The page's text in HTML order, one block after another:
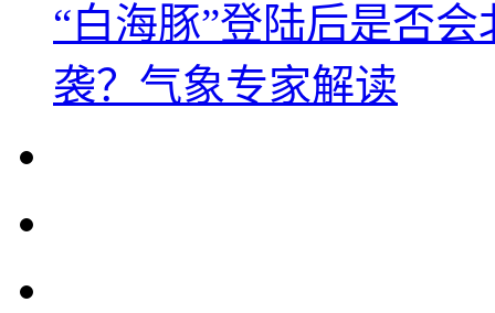
“白海豚”登陆后是否
袭？气象专家解读